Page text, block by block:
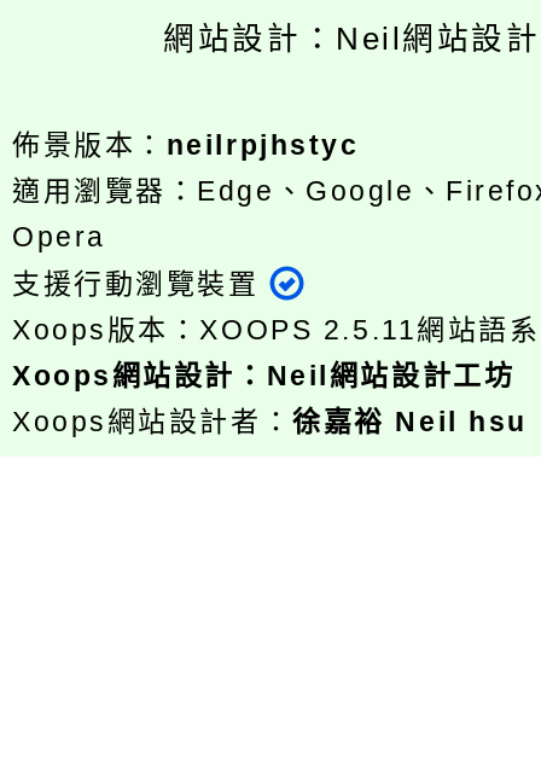
網站設計：Neil網站設
佈景版本： neilrpjhstyc
適用瀏覽器：Edge、Google、
Opera
支援行動瀏覽裝置
Xoops版本： XOOPS 2.5.11網站語
Xoops網站設計 ： Neil網站設計工坊
Xoops網站設計者：徐嘉裕 Neil hsu